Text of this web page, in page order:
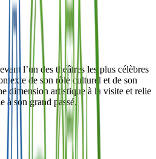
l’un des théâtres les plus célèbres
de son rôle culturel et de son
dimension artistique à la visite et relie
à son grand passé.